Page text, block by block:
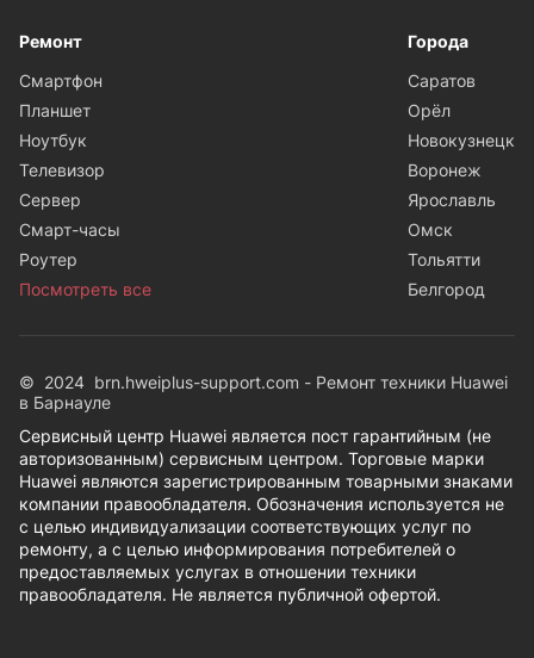
Ремонт
Смартфон
Планшет
Ноутбук
Телевизор
Сервер
Смарт-часы
Роутер
Посмотреть все
Города
Саратов
Орёл
Новокузнецк
Воронеж
Ярославль
Омск
Тольятти
Белгород
© 2024 brn.hweiplus-support.com - Ремонт техники Huawei
в Барнауле
Сервисный центр Huawei является пост гарантийным (не
авторизованным) сервисным центром. Торговые марки
Huawei являются зарегистрированным товарными знаками
компании правообладателя. Обозначения используется не
с целью индивидуализации соответствующих услуг по
ремонту, а с целью информирования потребителей о
предоставляемых услугах в отношении техники
правообладателя. Не является публичной офертой.